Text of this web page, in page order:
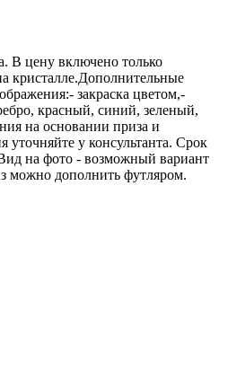
В цену включено только
кристалле.Дополнительные
закраска цветом,-
красный, синий, зеленый,
на основании приза и
уточняйте у консультанта. Срок
на фото - возможный вариант
можно дополнить футляром.